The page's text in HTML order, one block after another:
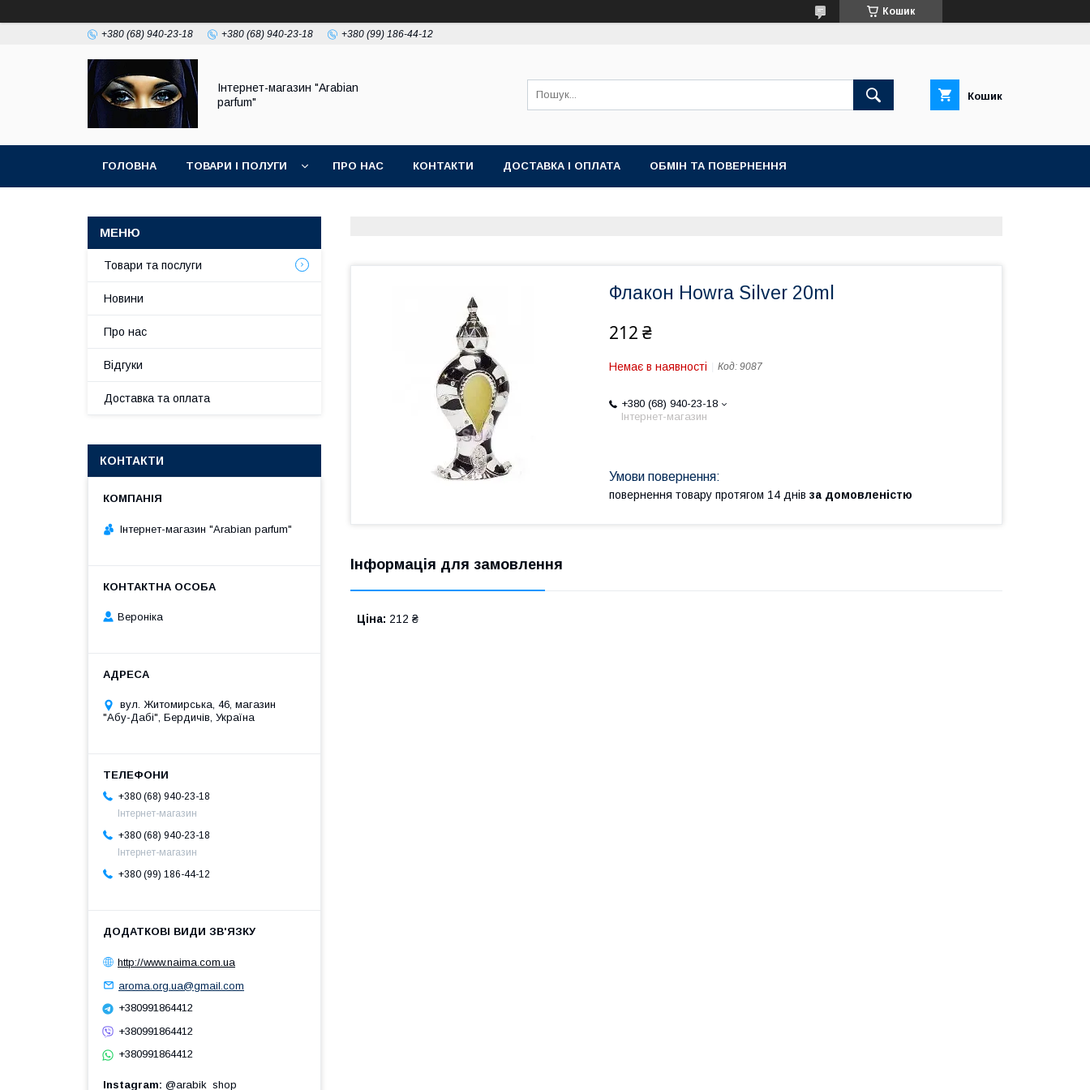
Кошик
+380 (68) 940-23-18 +380 (68) 940-23-18 +380 (99) 186-44-12
Інтернет-магазин "Arabian
parfum"
Кошик
ГОЛОВНА ТОВАРИ І ПОЛУГИ ПРО НАС КОНТАКТИ ДОСТАВКА І ОПЛАТА ОБМІН ТА ПОВЕРНЕННЯ
Флакон Howra Silver 20ml
212 ₴
Немає в наявності Код: 9087
+380 (68) 940-23-18
Інтернет-магазин
повернення товару протягом 14 днів за домовленістю
Інформація для замовлення
Ціна: 212 ₴
Товари та послуги
Новини
Про нас
Відгуки
Доставка та оплата
КОНТАКТИ
Інтернет-магазин "Arabian parfum"
Вероніка
вул. Житомирська, 46, магазин
"Абу-Дабі", Бердичів, Україна
+380 (68) 940-23-18
Інтернет-магазин
+380 (68) 940-23-18
Інтернет-магазин
+380 (99) 186-44-12
http://www.naima.com.ua
aroma.org.ua@gmail.com
+380991864412
+380991864412
+380991864412
Instagram @arabik_shop